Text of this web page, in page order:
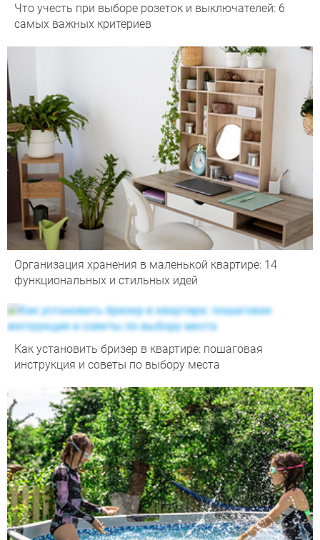
Что учесть при выборе розеток и выключателей: 6
самых важных критериев
Организация хранения в маленькой квартире: 14
функциональных и стильных идей
Как установить бризер в квартире: пошаговая
инструкция и советы по выбору места